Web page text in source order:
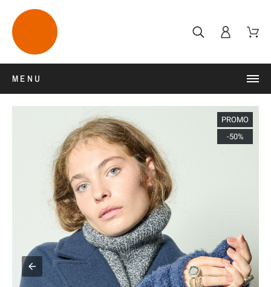
MENU
PROMO
-50%